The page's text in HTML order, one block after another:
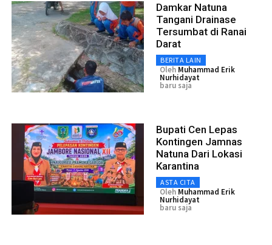
Damkar Natuna
Tangani Drainase
Tersumbat di Ranai
Darat
BERITA LAIN
Oleh Muhammad Erik
Nurhidayat
baru saja
Bupati Cen Lepas
Kontingen Jamnas
Natuna Dari Lokasi
Karantina
ASTA CITA
Oleh Muhammad Erik
Nurhidayat
baru saja